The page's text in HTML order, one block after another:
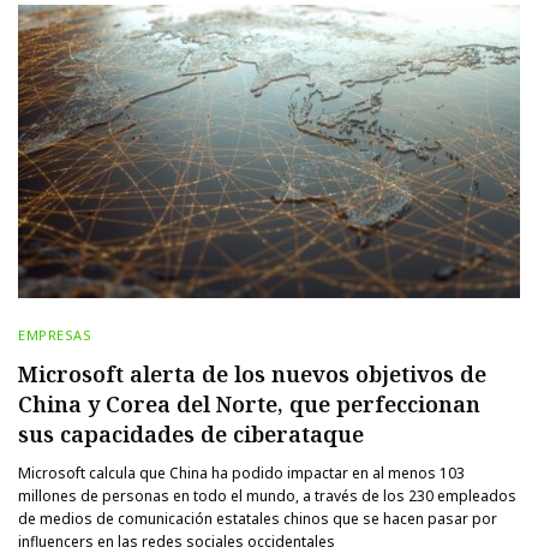
EMPRESAS
Microsoft alerta de los nuevos objetivos de
China y Corea del Norte, que perfeccionan
sus capacidades de ciberataque
Microsoft calcula que China ha podido impactar en al menos 103
millones de personas en todo el mundo, a través de los 230 empleados
de medios de comunicación estatales chinos que se hacen pasar por
influencers en las redes sociales occidentales